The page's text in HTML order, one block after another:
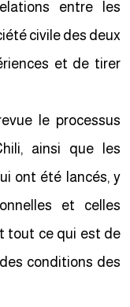
entre les
civile des deux
et de tirer
le processus
ainsi que les
ont été lancés, y
et celles
tout ce qui est de
conditions des